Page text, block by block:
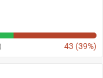
43 (39%)